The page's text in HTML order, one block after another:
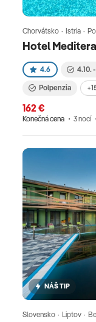
Hotel
Chorvátsko · Istria ·
4.6 4.10.
Polpenzia
162 €
Konečná cena 3 nocí
NÁŠ TIP
Slovensko · Liptov ·